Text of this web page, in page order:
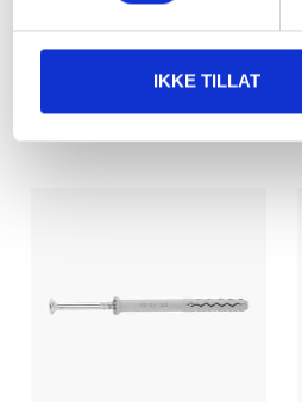
IKKE TILLAT